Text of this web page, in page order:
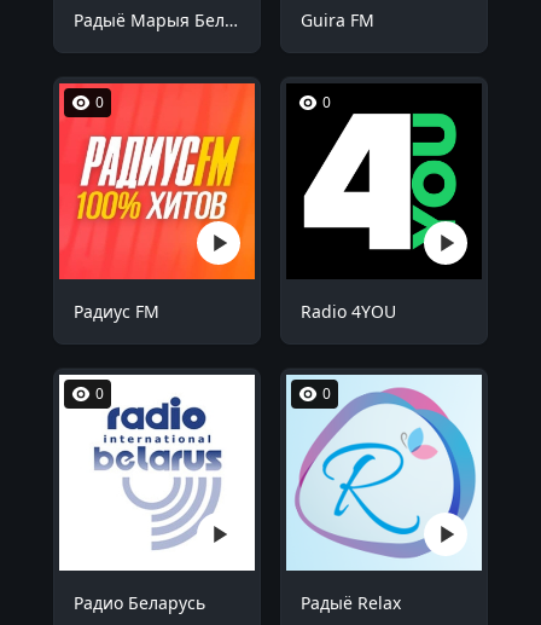
Радыё Марыя Беларусь Guira FM
0
Радиус FM
0
Radio 4YOU
0
Радио Беларусь
0
Радыё Relax